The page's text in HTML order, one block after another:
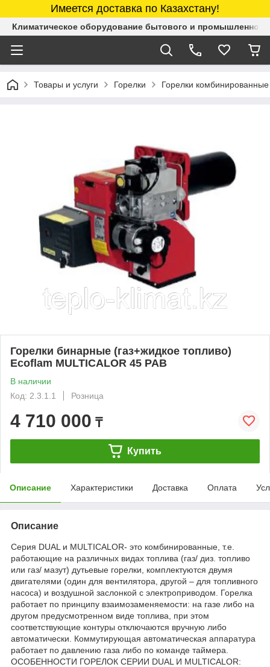
Имеется доставка по Казахстану!
Климатическое оборудование бытового и промышленного
Товары и услуги Горелки Горелки
Горелки бинарные (газ+жидкое топливо)
Ecoflam MULTICALOR 45 PAB
В наличии
Код: 2.3.1.1
Розница
4 710 000 ₸
Купить
Описание Характеристики Доставка Оплата
Описание
Серия DUAL и MULTICALOR- это комбинированные, т.е.
работающие на различных видах топлива (газ/ диз. топливо
или газ/ мазут) дутьевые горелки, комплектуются двумя
двигателями (один для вентилятора, другой – для топливного
насоса) и воздушной заслонкой с электроприводом. Горелка
работает по принципу взаимозаменяемости: на газе либо на
другом предусмотренном виде топлива, при этом
соответствующие контуры отключаются вручную либо
автоматически. Коммутирующая автоматическая аппаратура
работает по давлению газа либо по команде таймера.
ОСОБЕННОСТИ ГОРЕЛОК СЕРИИ DUAL И MULTICALOR: